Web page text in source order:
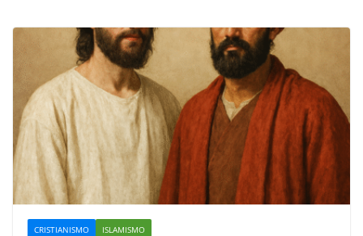
CRISTIANISMO ISLAMISMO